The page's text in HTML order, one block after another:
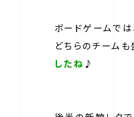
ボードゲームでは
どちらのチームも
したね ♪